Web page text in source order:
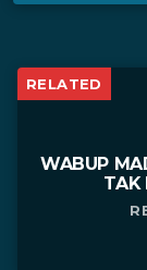
RELATED
WABUP
TAK